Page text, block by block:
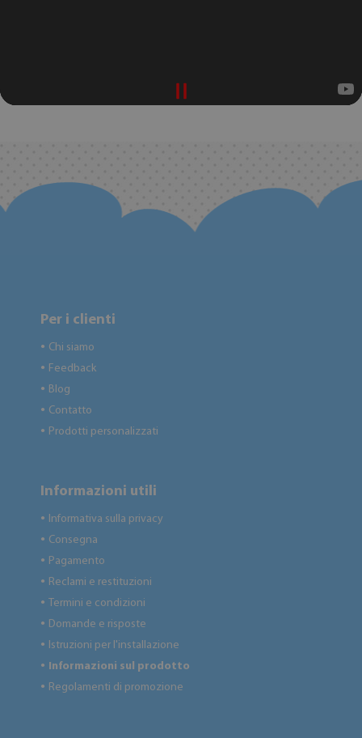
Per i clienti
● Chi siamo
● Feedback
● Blog
● Contatto
● Prodotti personalizzati
Informazioni utili
● Informativa sulla privacy
● Consegna
● Pagamento
● Reclami e restituzioni
● Termini e condizioni
● Domande e risposte
● Istruzioni per l'installazione
● Informazioni sul prodotto
● Regolamenti di promozione